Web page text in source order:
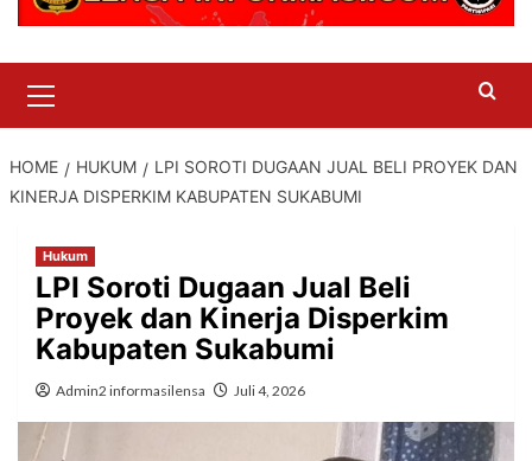
Menu
HOME HUKUM
LPI SOROTI DUGAAN JUAL BELI PROYEK DAN
KINERJA DISPERKIM KABUPATEN SUKABUMI
Hukum
LPI Soroti Dugaan Jual Beli
Proyek dan Kinerja Disperkim
Kabupaten Sukabumi
Admin2 informasilensa Juli 4, 2026